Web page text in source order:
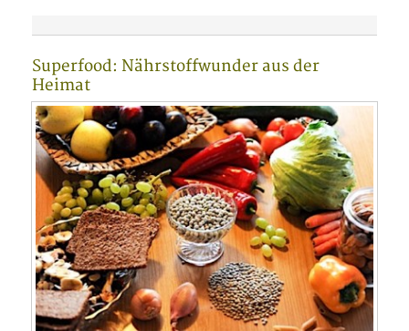
Superfood: Nährstoffwunder aus der
Heimat